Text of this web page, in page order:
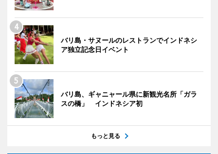
バリ島・サヌールのレストランでインドネシ
ア独立記念日イベント
バリ島、ギャニャール県に新観光名所「ガラ
スの橋」 インドネシア初
もっと見る